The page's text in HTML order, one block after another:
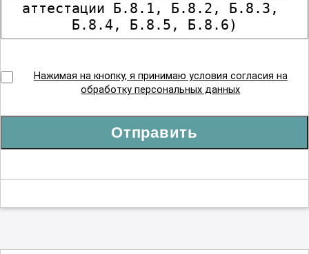
Нажимая на кнопку, я принимаю условия согласия на
обработку персональных данных
Отправить